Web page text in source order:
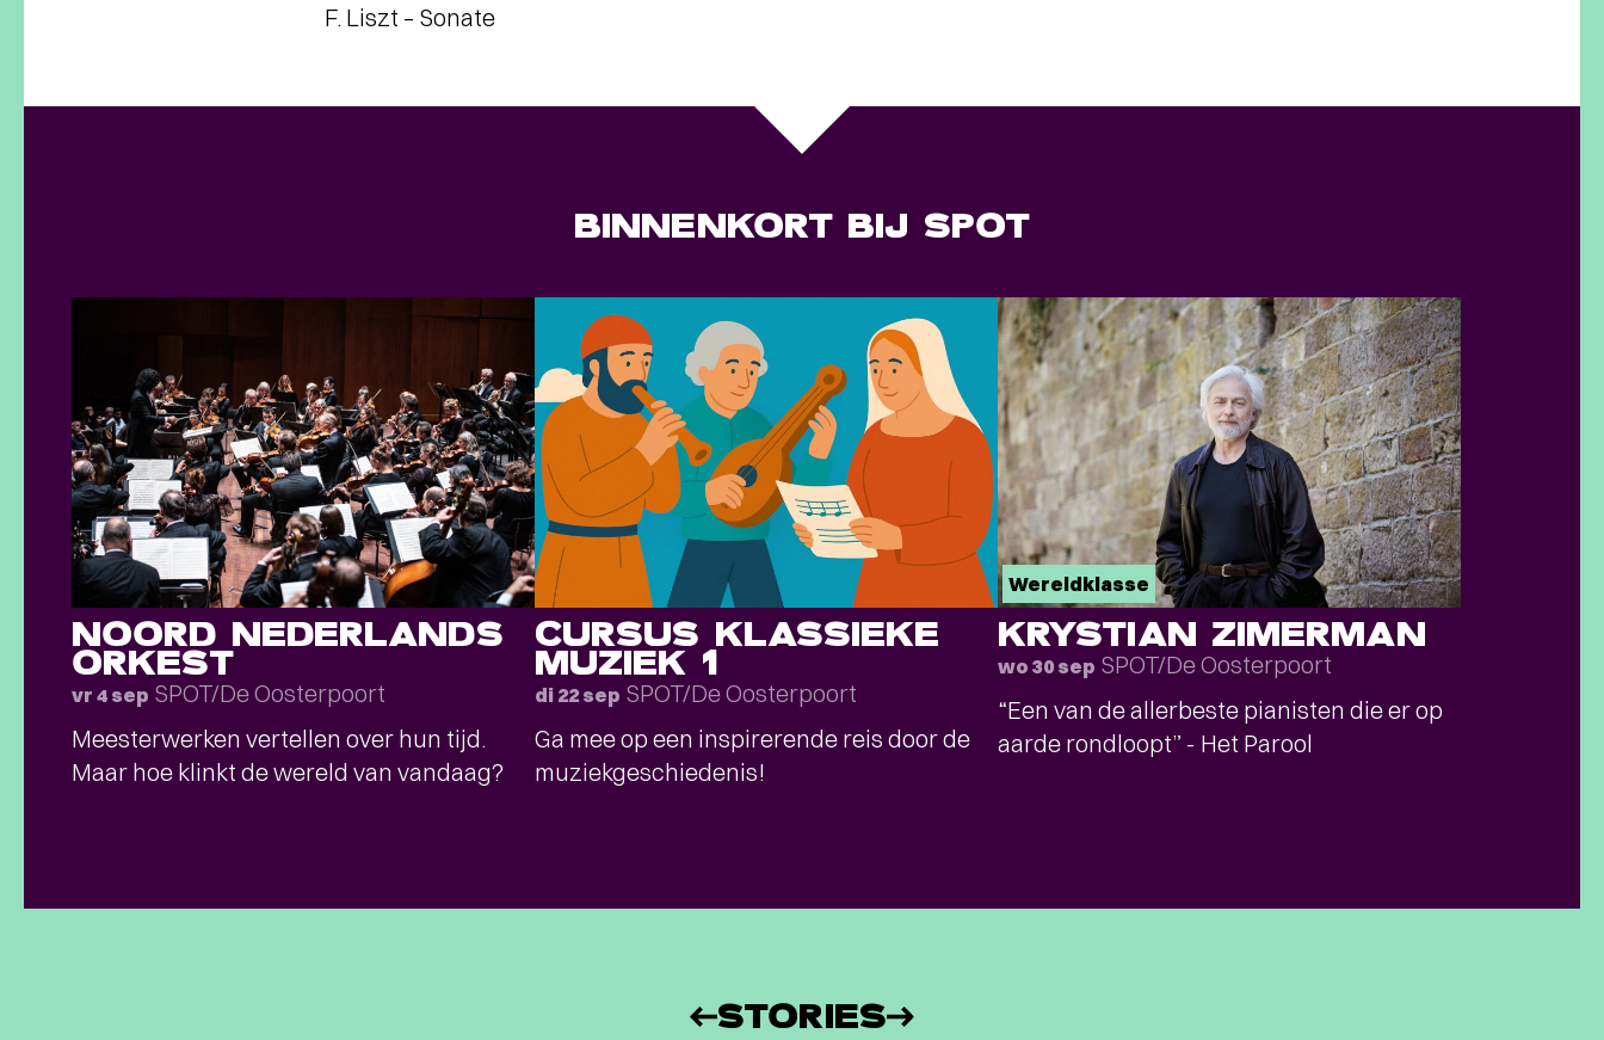
F. Liszt – Sonate
BINNENKORT BIJ SPOT
NOORD NEDERLANDS
ORKEST
vr 4 sep SPOT/De Oosterpoort
Meesterwerken vertellen over hun tijd.
Maar hoe klinkt de wereld van vandaag?
CURSUS KLASSIEKE
MUZIEK 1
di 22 sep SPOT/De Oosterpoort
Ga mee op een inspirerende reis door de
muziekgeschiedenis!
Wereldklasse
KRYSTIAN ZIMERMAN
wo 30 sep SPOT/De Oosterpoort
“Een van de allerbeste pianisten die er op
aarde rondloopt” - Het Parool
STORIES